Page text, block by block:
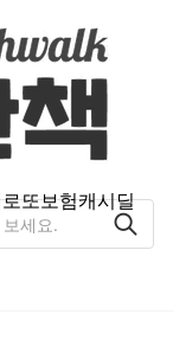
또보험캐시딜